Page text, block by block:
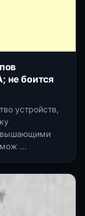
не боится
устройств,
...